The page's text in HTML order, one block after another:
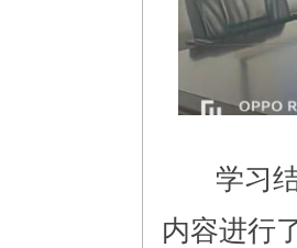
学习结
内容进行